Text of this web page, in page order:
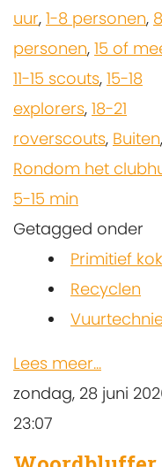
uur, 1-8 personen,
personen, 15 of
11-15 scouts, 15-18
explorers, 18-21
roverscouts, Buiten,
Rondom het
5-15 min
Getagged onder
Primitief
Recyclen
Lees meer...
zondag, 28 juni
23:07